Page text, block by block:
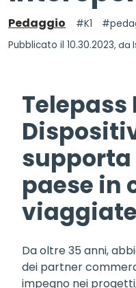
Pedaggio K1
Pubblicato il 10.30.2023, da
Telepass
paese in
Da oltre 35 anni,
dei partner
impegno nei